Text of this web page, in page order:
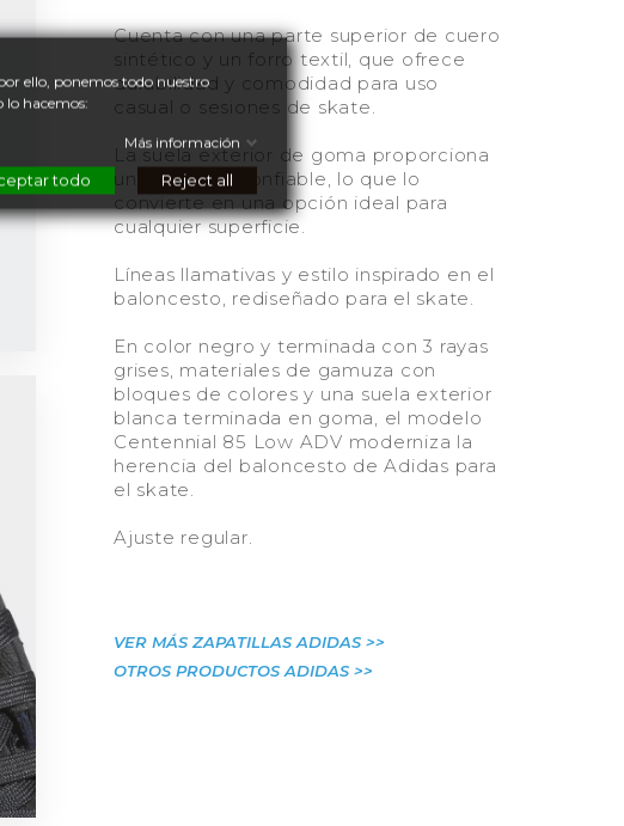
Cuenta con una parte superior de cuero
sintético y un forro textil, que ofrece
durabilidad y comodidad para uso
casual o sesiones de skate.
La suela exterior de goma proporciona
una tracción confiable, lo que lo
convierte en una opción ideal para
cualquier superficie.
Líneas llamativas y estilo inspirado en el
baloncesto, rediseñado para el skate.
En color negro y terminada con 3 rayas
grises, materiales de gamuza con
bloques de colores y una suela exterior
blanca terminada en goma, el modelo
Centennial 85 Low ADV moderniza la
herencia del baloncesto de Adidas para
el skate.
Ajuste regular.
VER MÁS ZAPATILLAS ADIDAS >>
OTROS PRODUCTOS ADIDAS >>
ello, ponemos todo nuestro
lo hacemos:
Más información
todo Reject all